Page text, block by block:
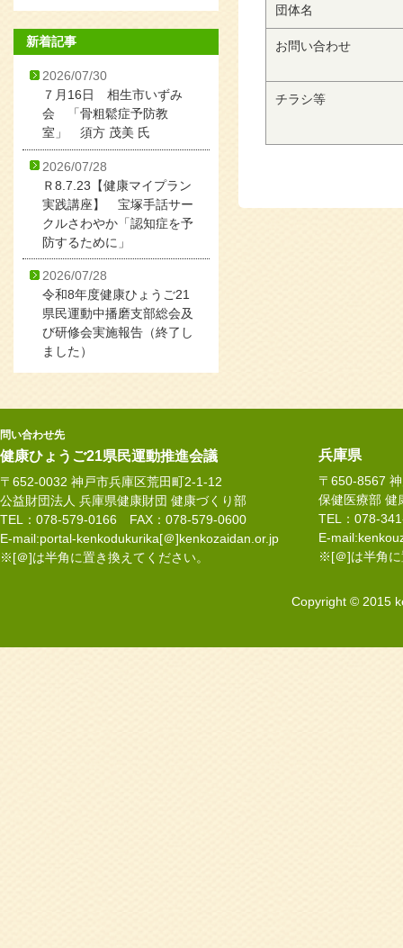
団体名
お問い合わせ
チラシ等
新着記事
2026/07/30
７月16日 相生市いずみ
会 「骨粗鬆症予防教
室」 須方 茂美 氏
2026/07/28
Ｒ8.7.23【健康マイプラン
実践講座】 宝塚手話サー
クルさわやか「認知症を予
防するために」
2026/07/28
令和8年度健康ひょうご21
県民運動中播磨支部総会及
び研修会実施報告（終了し
ました）
問い合わせ先
健康ひょうご21県民運動推進会議
〒652-0032 神戸市兵庫区荒田町2-1-12
公益財団法人 兵庫県健康財団 健康づくり部
TEL：078-579-0166 FAX：078-579-0600
E-mail:portal-kenkodukurika[＠]kenkozaidan.or.jp
※[＠]は半角に置き換えてください。
兵庫県
〒650-8567
保健医療部 健
TEL：078-
E-
※[＠]は半角に
Copyright © 2015